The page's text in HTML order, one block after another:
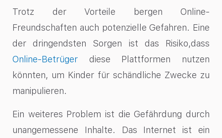
Trotz der Vorteile bergen Online-
Freundschaften auch potenzielle Gefahren. Eine
der dringendsten Sorgen ist das Risiko,dass
Online-Betrüger
diese Plattformen nutzen
könnten, um Kinder für schändliche Zwecke zu
manipulieren.
Ein weiteres Problem ist die Gefährdung durch
unangemessene Inhalte. Das Internet ist ein